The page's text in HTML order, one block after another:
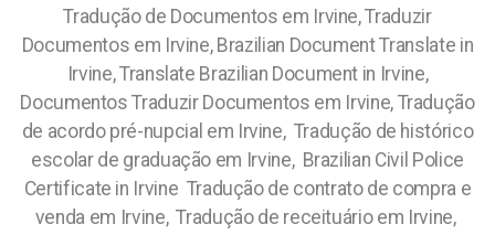
Tradução de Documentos em Irvine, Traduzir
Documentos em Irvine, Brazilian Document Translate in
Irvine, Translate Brazilian Document in Irvine,
Documentos Traduzir Documentos em Irvine, Tradução
de acordo pré-nupcial em Irvine, Tradução de histórico
escolar de graduação em Irvine, Brazilian Civil Police
Certificate in Irvine Tradução de contrato de compra e
venda em Irvine, Tradução de receituário em Irvine,